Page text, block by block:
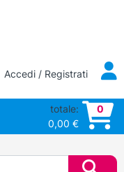
Accedi / Registrati
totale:
0,00 €
0